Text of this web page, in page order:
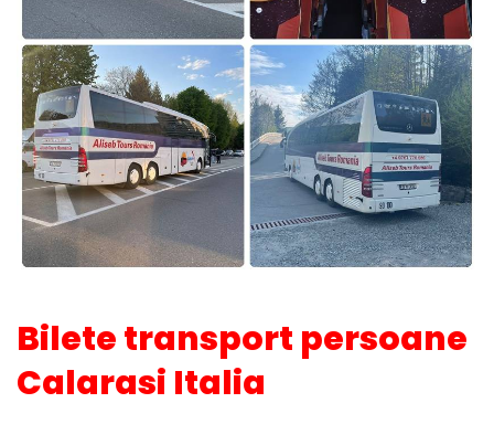
Bilete transport persoane
Calarasi Italia